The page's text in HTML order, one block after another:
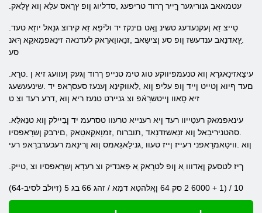
.עטמאאב גנוריגער ךַייר ךרוד טריפעג ,סדליוג ןופ ץרָאס עלַא ןוא ץלַאק
.ץַאדנַאב ענדעשז ןופ סע ןצישַאב ,זנַאווַארַאק לעדנאה זינַאּפמַאקַא ךָאנ
סע
םעד ףיוא ןטייט ןייד​​ ןופ עליפ ןוא ,לַאווקינַא ןענעז סעסרָאפ יד .שינעעשעג
זיא סָאוו ןייטשרַאֿפ וצ גניירט טנעז ריא ןוא ,דרע רעד וצ ט
.סהטניריבַאל ןוא זנַאשזדנַאד ,תוברוח ,זמוָאקַאטַאק ,םירבק ןשרָאפסיו
ןוא .וויטַאמרָאפני רעייז ןייז טעוו ,גנילַאגַאמס ןוא ןרינַאמ רעכערברַאפ רעי
.ךיז לטסעק ןַאדווו ַא ןופ לטרָאק ַא ּפַאנדיק וצ רעדָא ןשרָאפסיו וצ ,טייק
(זיולב לסיב-64) 10 / (1 + 6000 2 סק 64 ןָאלהטַא דמַא / זהג 66 בג 5